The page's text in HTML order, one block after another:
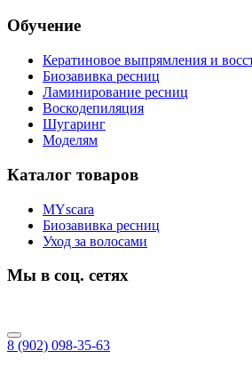
Обучение
Кератиновое выпрямления и
Биозавивка ресниц
Ламинирование ресниц
Воскодепиляция
Шугаринг
Моделям
Каталог товаров
MYscara
Биозавивка ресниц
Уход за волосами
Мы в соц. сетях
8 (902) 098-35-63